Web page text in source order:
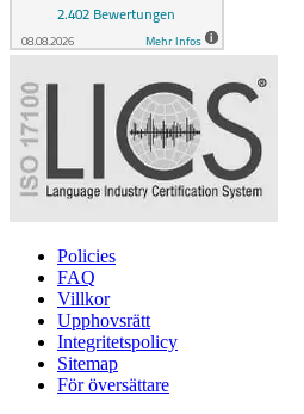
Policies
FAQ
Villkor
Upphovsrätt
Integritetspolicy
Sitemap
För översättare